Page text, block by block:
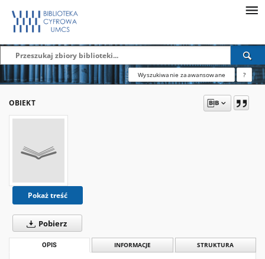
Wyszukiwanie zaawansowane ?
OBIEKT
Pokaż treść
Pobierz
OPIS INFORMACJE STRUKTURA